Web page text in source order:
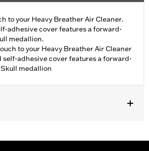
to your Heavy Breather Air Cleaner.
adhesive cover features a forward-
medallion.
to your Heavy Breather Air Cleaner
adhesive cover features a forward-
medallion